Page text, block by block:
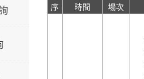
序 時間 場次